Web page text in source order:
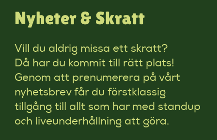
Nyheter & Skratt
Vill du aldrig missa ett skratt?
Då har du kommit till rätt plats!
Genom att prenumerera på vårt
nyhetsbrev får du förstklassig
tillgång till allt som har med standup
och liveunderhållning att göra.